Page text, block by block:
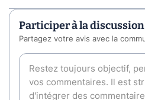
Participer à la discussion
Partagez votre avis avec la